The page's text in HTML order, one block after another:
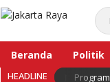
Beranda Politik
HEADLINE